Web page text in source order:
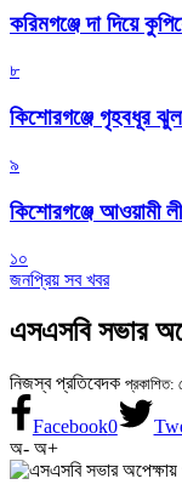
করিমগঞ্জে দা দিয়ে
৮
কিশোরগঞ্জে গৃহবধূর
৯
কিশোরগঞ্জে আওয়ামী
১০
জনপ্রিয় সব খবর
এসএসবি সভার
নিজস্ব প্রতিবেদক প্রকাশিত:
Facebook0
অ- অ+